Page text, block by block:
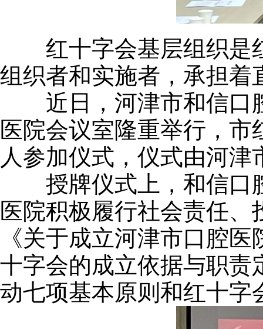
红十字会基层组织是红
组织者和实施者，承担着
近日，河津市和信口腔
医院会议室隆重举行，
人参加仪式，仪式由河
授牌仪式上，和信口腔
医院积极履行社会责任
《关于成立河津市口腔
十字会的成立依据与职责
动七项基本原则和红十字